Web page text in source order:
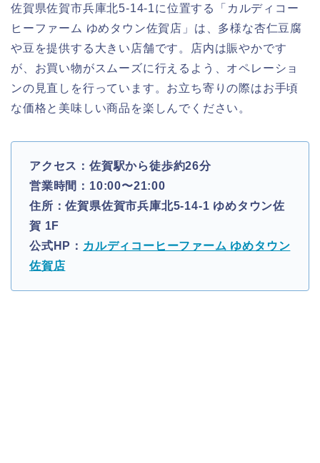
佐賀県佐賀市兵庫北5-14-1に位置する「カルディコー
ヒーファーム ゆめタウン佐賀店」は、多様な杏仁豆腐
や豆を提供する大きい店舗です。店内は賑やかです
が、お買い物がスムーズに行えるよう、オペレーショ
ンの見直しを行っています。お立ち寄りの際はお手頃
な価格と美味しい商品を楽しんでください。
アクセス：佐賀駅から徒歩約26分
営業時間：10:00〜21:00
住所：佐賀県佐賀市兵庫北5-14-1 ゆめタウン佐
賀 1F
公式HP： カルディコーヒーファーム ゆめタウン
佐賀店